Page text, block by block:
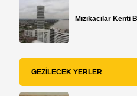
Mızıkacılar Kenti
GEZILECEK YERLER